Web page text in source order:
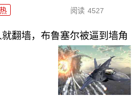
阅读 4527
翻墙，布鲁塞尔被逼到墙角